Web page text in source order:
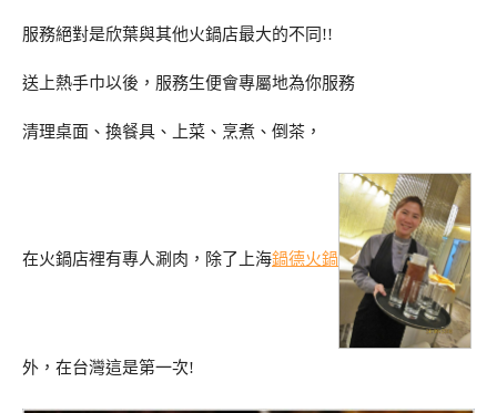
服務絕對是欣葉與其他火鍋店最大的不同!!
送上熱手巾以後，服務生便會專屬地為你服務
清理桌面、換餐具、上菜、烹煮、倒茶，
在火鍋店裡有專人涮肉，除了上海鍋德火鍋
外，在台灣這是第一次!